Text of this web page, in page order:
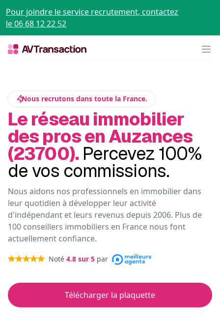
Pour joindre le service recrutement, contactez
le 06 68 12 22 52
Nous recrutons dans toute la France.
Le réseau immobilier
des pros en Auzances
(23700). Percevez 100%
de vos commissions.
Nous aidons nos professionnels en immobilier dans
leur quotidien à développer leur activité
d'indépendant et leurs revenus depuis 2006. Plus de
100 conseillers immobiliers en France nous font
actuellement confiance.
Noté 4.8 sur 5 par
Télécharger la plaquette